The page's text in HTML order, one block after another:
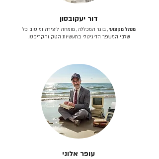
דור יעקובסון
מנהל מקצועי, בוגר המכללה, מומחה ליצירה ומיטוב כל
שלבי המשפך הדיגיטלי בתעשיות הטק והקריפטו.
עופר אלוני